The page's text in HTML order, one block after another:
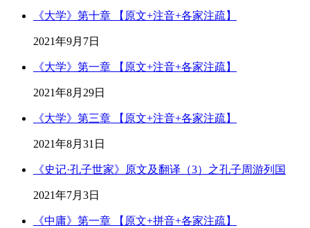
《大学》第十章 【原文+注音+各家注疏】
2021年9月7日
《大学》第一章 【原文+注音+各家注疏】
2021年8月29日
《大学》第三章 【原文+注音+各家注疏】
2021年8月31日
《史记·孔子世家》原文及翻译（3）之孔子周游列国
2021年7月3日
《中庸》第一章 【原文+拼音+各家注疏】